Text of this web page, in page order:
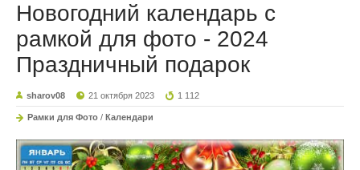
Новогодний календарь с
рамкой для фото - 2024
Праздничный подарок
sharov08 21 октября 2023 1 112
Рамки для Фото / Календари